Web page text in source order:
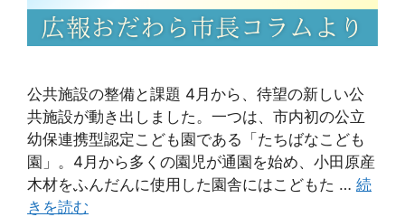
公共施設の整備と課題 4月から、待望の新しい公
共施設が動き出しました。一つは、市内初の公立
幼保連携型認定こども園である「たちばなこども
園」。4月から多くの園児が通園を始め、小田原産
木材をふんだんに使用した園舎にはこどもた … 続
きを読む